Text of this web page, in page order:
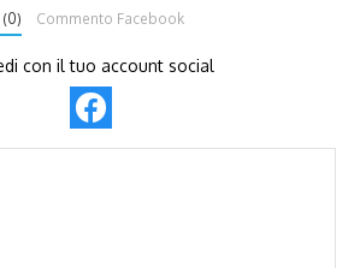
Commento Facebook
con il tuo account social